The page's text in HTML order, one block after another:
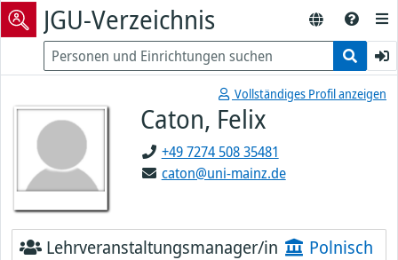
JGU-Verzeichnis
Vollständiges Profil anzeigen
Caton, Felix
+49 7274 508 35481
caton@uni-mainz.de
Lehrveranstaltungsmanager/in Polnisch